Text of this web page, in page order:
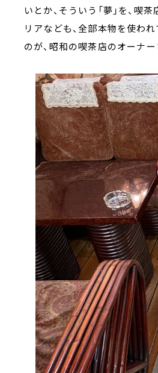
いとか、そういう「夢」を、
リアなども、全部本物を使わ
のが、昭和の喫茶店のオーナ